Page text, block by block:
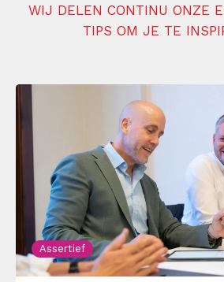
WIJ DELEN CONTINU ONZE
TIPS OM JE TE
Assertief